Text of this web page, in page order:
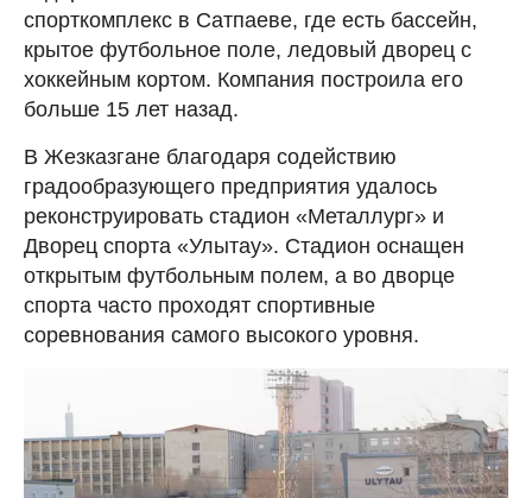
спорткомплекс в Сатпаеве, где есть бассейн,
крытое футбольное поле, ледовый дворец с
хоккейным кортом. Компания построила его
больше 15 лет назад.
В Жезказгане благодаря содействию
градообразующего предприятия удалось
реконструировать стадион «Металлург» и
Дворец спорта «Улытау». Стадион оснащен
открытым футбольным полем, а во дворце
спорта часто проходят спортивные
соревнования самого высокого уровня.